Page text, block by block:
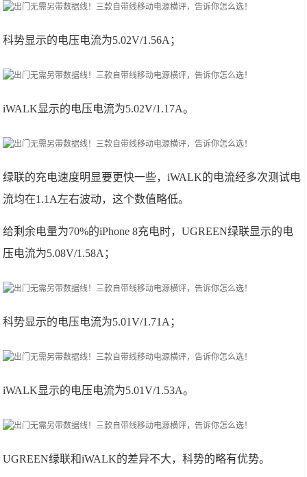
科势显示的电压电流为5.02V/1.56A；
iWALK显示的电压电流为5.02V/1.17A。
绿联的充电速度明显要更快一些，iWALK的电流经多次测试电
流均在1.1A左右波动，这个数值略低。
给剩余电量为70%的iPhone 8充电时，UGREEN绿联显示的电
压电流为5.08V/1.58A；
科势显示的电压电流为5.01V/1.71A；
iWALK显示的电压电流为5.01V/1.53A。
UGREEN绿联和iWALK的差异不大，科势的略有优势。